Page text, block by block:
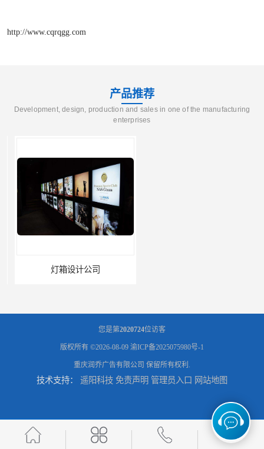
http://www.cqrqgg.com
产品推荐
Development, design, production and sales in one of the manufacturing
enterprises
灯箱设计公司
标识标牌设计公司 展架海报设计
您是第2020724位访客
版权所有 ©2026-08-09 渝ICP备2025075980号-1
重庆润乔广告有限公司 保留所有权利.
技术支持： 遥阳科技 免责声明 管理员入口 网站地图